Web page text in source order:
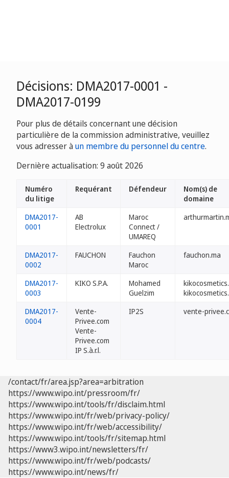
Décisions: DMA2017-0001 -
DMA2017-0199
Pour plus de détails concernant une décision
particulière de la commission administrative, veuillez
vous adresser àun membre du personnel du centre.
Dernière actualisation: 9 août 2026
Numéro
du litige
Requérant Défendeur
Nom(s) de
domaine
DMA2017-
0001
AB
Electrolux
Maroc
Connect /
UMAREQ
DMA2017-
0002
FAUCHON
Fauchon
Maroc
fauchon.ma
DMA2017-
0003
KIKO S.P.A.
Mohamed
Guelzim
DMA2017-
0004
Vente-
Privee.com
Vente-
Privee.com
IP S.à.r.l.
IP2S vente-
/contact/fr/area.jsp?area=arbitration
https://www.wipo.int/pressroom/fr/
https://www.wipo.int/tools/fr/disclaim.html
https://www.wipo.int/fr/web/privacy-policy/
https://www.wipo.int/fr/web/accessibility/
https://www.wipo.int/tools/fr/sitemap.html
https://www3.wipo.int/newsletters/fr/
https://www.wipo.int/fr/web/podcasts/
https://www.wipo.int/news/fr/